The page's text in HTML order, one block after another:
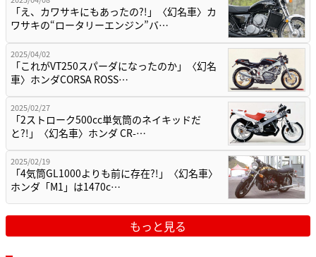
「え、カワサキにもあったの?!」〈幻名車〉カ
ワサキの“ロータリーエンジン”バ…
2025/04/02
「これがVT250スパーダになったのか」〈幻名
車〉ホンダCORSA ROSS…
2025/02/27
「2ストローク500cc単気筒のネイキッドだ
と?!」〈幻名車〉ホンダ CR-…
2025/02/19
「4気筒GL1000よりも前に存在?!」〈幻名車〉
ホンダ「M1」は1470c…
もっと見る